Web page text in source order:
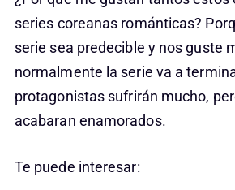
series coreanas románticas?
serie sea predecible y nos guste
normalmente la serie va a
protagonistas sufrirán mucho,
acabaran enamorados.
Te puede interesar: